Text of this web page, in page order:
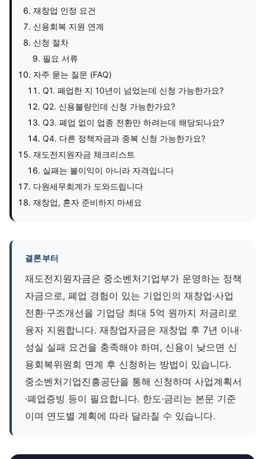
재창업 인정 요건
신용회복 지원 연계
신청 절차
필요 서류
자주 묻는 질문 (FAQ)
Q1. 폐업한 지 10년이 넘었는데 신청 가능한가요?
Q2. 신용불량인데 신청 가능한가요?
Q3. 폐업 없이 업종 전환만 하려는데 해당되나요?
Q4. 다른 정책자금과 중복 신청 가능한가요?
재도전지원자금 체크리스트
실패는 불이익이 아니라 자격입니다
다원세무회계가 도와드립니다
재창업, 혼자 준비하지 마세요
결론부터
재도전지원자금은 중소벤처기업부가 운영하는 정책
자금으로, 폐업 경험이 있는 기업인의 재창업·사업
전환·구조개선을 기업당 최대 5억 원까지 저금리로
융자 지원합니다. 재창업자금은 재창업 후 7년 이내·
성실 실패 요건을 충족해야 하며, 신용이 낮으면 신
용회복위원회 연계 후 신청하는 방법이 있습니다.
중소벤처기업진흥공단을 통해 신청하며 사업계획서
·폐업증빙 등이 필요합니다. 한도·금리는 본문 기준
이며 연도별 계획에 따라 달라질 수 있습니다.